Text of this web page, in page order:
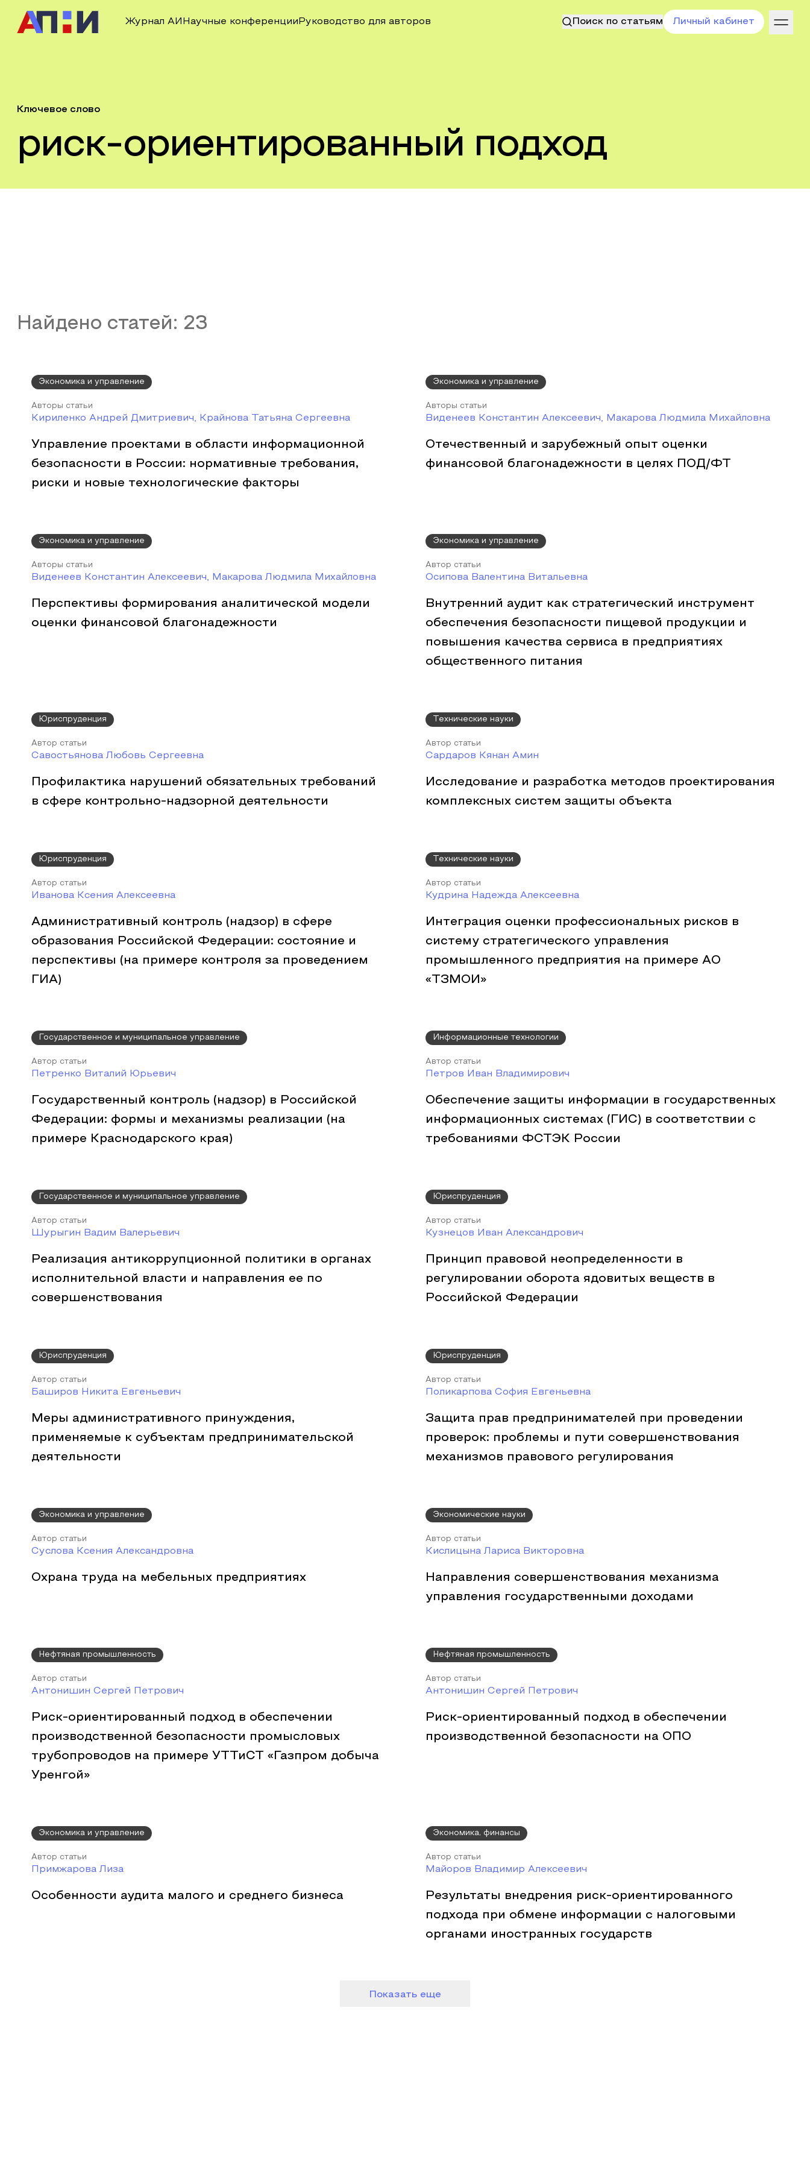
Журнал АИ Научные конференции Руководство для авторов Поиск по статьям Личный кабинет
Ключевое слово
риск-ориентированный подход
Найдено статей: 23
Экономика и управление
Авторы статьи
Кириленко Андрей Дмитриевич, Крайнова Татьяна Сергеевна
Управление проектами в области информационной
безопасности в России: нормативные требования,
риски и новые технологические факторы
Экономика и управление
Авторы статьи
Виденеев Константин Алексеевич, Макарова Людмила Михайловна
Отечественный и зарубежный опыт оценки
финансовой благонадежности в целях ПОД/ФТ
Экономика и управление
Авторы статьи
Виденеев Константин Алексеевич, Макарова Людмила Михайловна
Перспективы формирования аналитической модели
оценки финансовой благонадежности
Экономика и управление
Автор статьи
Осипова Валентина Витальевна
Внутренний аудит как стратегический инструмент
обеспечения безопасности пищевой продукции и
повышения качества сервиса в предприятиях
общественного питания
Юриспруденция
Автор статьи
Савостьянова Любовь Сергеевна
Профилактика нарушений обязательных требований
в сфере контрольно-надзорной деятельности
Технические науки
Автор статьи
Сардаров Кянан Амин
Исследование и разработка методов проектирования
комплексных систем защиты объекта
Юриспруденция
Автор статьи
Иванова Ксения Алексеевна
Административный контроль (надзор) в сфере
образования Российской Федерации: состояние и
перспективы (на примере контроля за проведением
ГИА)
Технические науки
Автор статьи
Кудрина Надежда Алексеевна
Интеграция оценки профессиональных рисков в
систему стратегического управления
промышленного предприятия на примере АО
«ТЗМОИ»
Государственное и муниципальное управление
Автор статьи
Петренко Виталий Юрьевич
Государственный контроль (надзор) в Российской
Федерации: формы и механизмы реализации (на
примере Краснодарского края)
Информационные технологии
Автор статьи
Петров Иван Владимирович
Обеспечение защиты информации в государственных
информационных системах (ГИС) в соответствии с
требованиями ФСТЭК России
Государственное и муниципальное управление
Автор статьи
Шурыгин Вадим Валерьевич
Реализация антикоррупционной политики в органах
исполнительной власти и направления ее по
совершенствования
Юриспруденция
Автор статьи
Кузнецов Иван Александрович
Принцип правовой неопределенности в
регулировании оборота ядовитых веществ в
Российской Федерации
Юриспруденция
Автор статьи
Баширов Никита Евгеньевич
Меры административного принуждения,
применяемые к субъектам предпринимательской
деятельности
Юриспруденция
Автор статьи
Поликарпова София Евгеньевна
Защита прав предпринимателей при проведении
проверок: проблемы и пути совершенствования
механизмов правового регулирования
Экономика и управление
Автор статьи
Суслова Ксения Александровна
Охрана труда на мебельных предприятиях
Экономические науки
Автор статьи
Кислицына Лариса Викторовна
Направления совершенствования механизма
управления государственными доходами
Нефтяная промышленность
Автор статьи
Антонишин Сергей Петрович
Риск-ориентированный подход в обеспечении
производственной безопасности промысловых
трубопроводов на примере УТТиСТ «Газпром добыча
Уренгой»
Нефтяная промышленность
Автор статьи
Антонишин Сергей Петрович
Риск-ориентированный подход в обеспечении
производственной безопасности на ОПО
Экономика и управление
Автор статьи
Примжарова Лиза
Особенности аудита малого и среднего бизнеса
Экономика, финансы
Автор статьи
Майоров Владимир Алексеевич
Результаты внедрения риск-ориентированного
подхода при обмене информации с налоговыми
органами иностранных государств
Показать еще